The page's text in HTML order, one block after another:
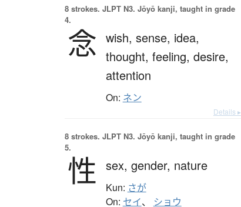
8 strokes. JLPT N3. Jōyō kanji, taught in grade
4.
念 wish, sense, idea,
thought, feeling, desire,
attention
On: ネン
Details ▸
8 strokes. JLPT N3. Jōyō kanji, taught in grade
5.
性 sex, gender, nature
Kun: さが
On: セイ、 ショウ